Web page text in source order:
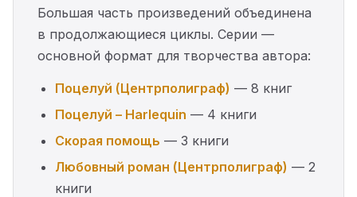
Большая часть произведений объединена
в продолжающиеся циклы. Серии —
основной формат для творчества автора:
Поцелуй (Центрполиграф) — 8 книг
Поцелуй – Harlequin — 4 книги
Скорая помощь — 3 книги
Любовный роман (Центрполиграф) — 2
книги